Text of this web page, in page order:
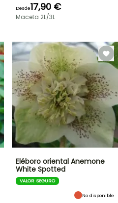
Desde17,90 €
Maceta 2L/3L
Eléboro oriental Anemone
White Spotted
VALOR SEGURO
No disponible